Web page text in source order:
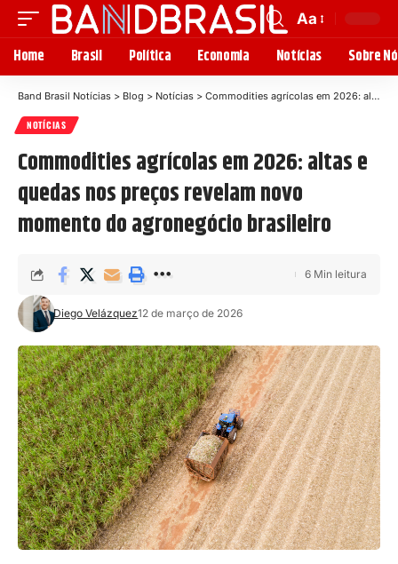
Aa
Home Brasil Política Economia Notícias Sobre
Band Brasil Notícias > Blog > Notícias > Commodities agrícolas em 2026: altas e quedas nos preços revelam novo momento do agronegócio brasileiro
NOTÍCIAS
Commodities agrícolas em 2026: altas e
quedas nos preços revelam novo
momento do agronegócio brasileiro
Diego Velázquez12 de março de 2026
6 Min leitura